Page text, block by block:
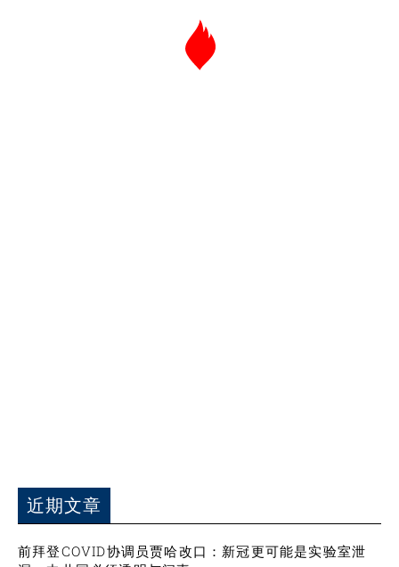
近期文章
前拜登COVID协调员贾哈改口：新冠更可能是实验室泄